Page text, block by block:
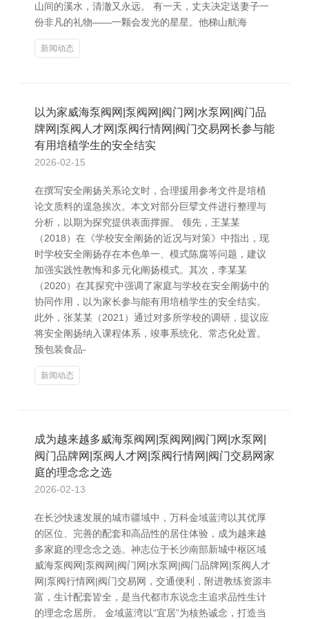
山间的溪水，清澈又永远。 有一天，丈夫决定送妻子一
份非凡的礼物——一颗会发光的星星。他梯山航海
新闻动态
以为家威海泵阀网|泵阀网|阀门网|水泵网|阀门品
牌网|泵阀人才网|泵阀行情网|阀门交易网长参与能
有用培植学生的安全结实
2026-02-15
在撰写安全阐扬关系论文时，合理援用参考文件是培植
论文质料的遑急挨次。本文对部分巨擘文件进行整理与
分析，以期为探究提供表面撑握。 领先，王某某
（2018）在《学校安全阐扬的近况与对策》中指出，现
时学校安全阐扬存在本色单一、模式陈腐等问题，建议
加强实践性教悔和多元化阐扬模式。其次，李某某
（2020）在其探究中强调了家庭与学校在安全阐扬中的
协同作用，以为家长参与能有用培植学生的安全结实。
此外，张某某（2021）通过对多所学校的调研，提议应
将安全阐扬纳入课程体系，竣事系统化、常态化处置。
预包装食品-
新闻动态
成为越来越多威海泵阀网|泵阀网|阀门网|水泵网|
阀门品牌网|泵阀人才网|泵阀行情网|阀门交易网家
庭的理念念之选
2026-02-13
在长沙快速发展的城市疆域中，万科金域蓝湾以其优厚
的区位、完善的配套和高品性的居住体验，成为越来越
多家庭的理念念之选。神志位于长沙南部新城中枢区域
威海泵阀网|泵阀网|阀门网|水泵网|阀门品牌网|泵阀人才
网|泵阀行情网|阀门交易网，交通便利，附进教练资源丰
富，生计配套皆全，是当代都市东说念主追求品性生计
的理念念居所。 金域蓝湾以“宜居”为核热诚念，打造当